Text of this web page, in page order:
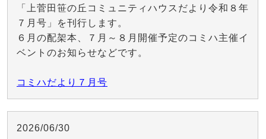
「上菅田笹の丘コミュニティハウスだより令和８年
７月号」を刊行します。
６月の配架本、７月～８月開催予定のコミハ主催イ
ベントのお知らせなどです。
コミハだより７月号
2026/06/30